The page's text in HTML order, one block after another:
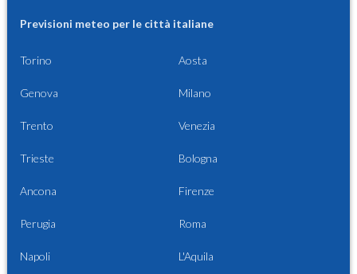
Previsioni meteo per le città italiane
Torino Aosta
Genova Milano
Trento Venezia
Trieste Bologna
Ancona Firenze
Perugia Roma
Napoli L'Aquila